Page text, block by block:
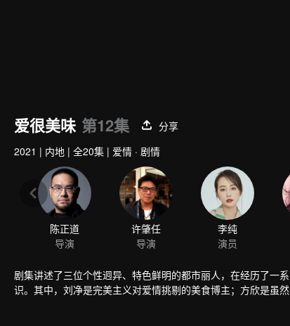
爱很美味 第12集
分享
2021 | 内地 | 全20集 | 爱情 · 剧情
陈正道
导演
许肇任
导演
李纯
演员
剧集讲述了三位个性迥异、特色鲜明的都市丽人，在经历了一
识。其中，刘净是完美主义对爱情挑剔的美食博主；方欣是虽